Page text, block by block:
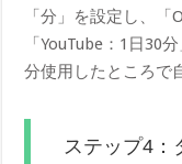
「分」を設定し、
「YouTube：1日30
分使用したところで
ステップ4：